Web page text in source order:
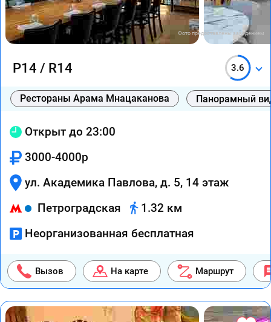
Фото предоставлены заведением
Р14 / R14 3.6
Рестораны Арама Мнацаканова Панорамный
Открыт до 23:00
3000-4000р
ул. Академика Павлова, д. 5, 14 этаж
Петроградская
1.32 км
Неорганизованная бесплатная
Вызов На карте Маршрут